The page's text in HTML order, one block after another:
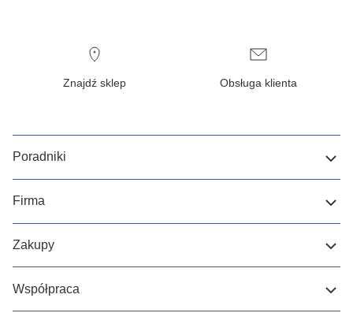
Znajdź sklep Obsługa klienta
Poradniki
Firma
Zakupy
Współpraca